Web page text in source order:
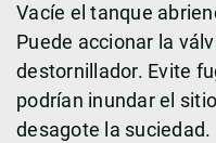
Vacíe el tanque
Puede accionar la
destornillador. Evite
podrían inundar el
desagote la suciedad.